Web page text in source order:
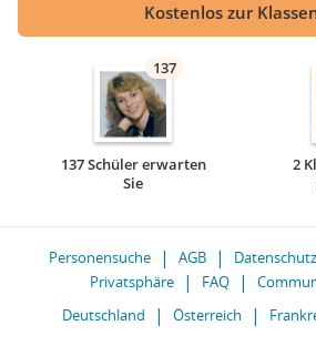
Kostenlos zur
137
137 Schüler erwarten
Sie
2
Personensuche AGB Datenschutz
Privatsphäre
FAQ
Deutschland
Österreich